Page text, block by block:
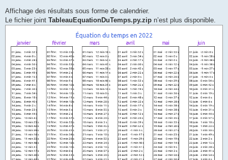
Affichage des résultats sous forme de calendrier.
Le fichier joint TableauEquationDuTemps.py.zip n’est plus disponible.